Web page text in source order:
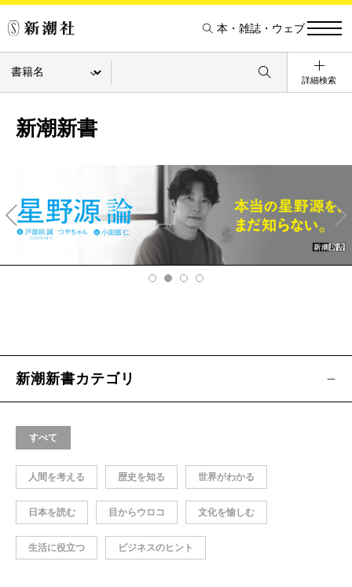
本・雑誌・ウェブ
詳細検索
新潮新書
v
Ne
xt
新潮新書カテゴリ
すべて
人間を考える 歴史を知る 世界がわかる
日本を読む 目からウロコ 文化を愉しむ
生活に役立つ ビジネスのヒント